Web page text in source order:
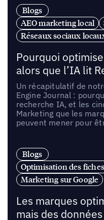
Blogs
AEO marketing local
Réseaux sociaux
Pourquoi
alors que l’IA lit
Un récapitulatif de
Engine Journal :
recherche IA, et les
Marketing que les
peuvent mener pour
Blogs
Optimisation des
Marketing sur Google
Les marques
mais des